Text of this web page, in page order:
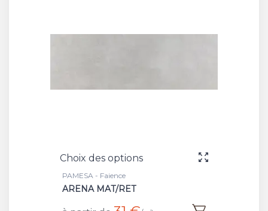
Choix des options
PAMESA - Faience
ARENA MAT/RET